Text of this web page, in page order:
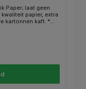
Paper; laat geen
papier, extra
kartonnen kaft. *
notities als pdf. *